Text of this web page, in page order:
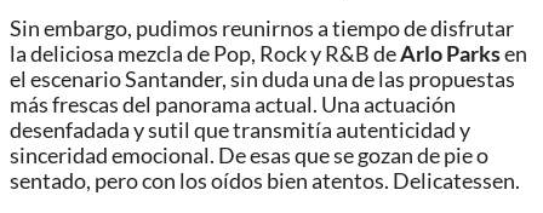
Sin embargo, pudimos reunirnos a tiempo de disfrutar
la deliciosa mezcla de Pop, Rock y R&B deArlo Parksen
el escenario Santander, sin duda una de las propuestas
más frescas del panorama actual. Una actuación
desenfadada y sutil que transmitía autenticidad y
sinceridad emocional. De esas que se gozan de pie o
sentado, pero con los oídos bien atentos. Delicatessen.